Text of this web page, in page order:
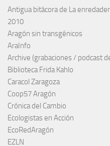
Antigua bitácora de La
2010
Aragón sin transgénicos
AraInfo
Archive (grabaciones / podcast
Biblioteca Frida Kahlo
Caracol Zaragoza
Coop57 Aragón
Crónica del Cambio
Ecologistas en Acción
EcoRedAragón
EZLN